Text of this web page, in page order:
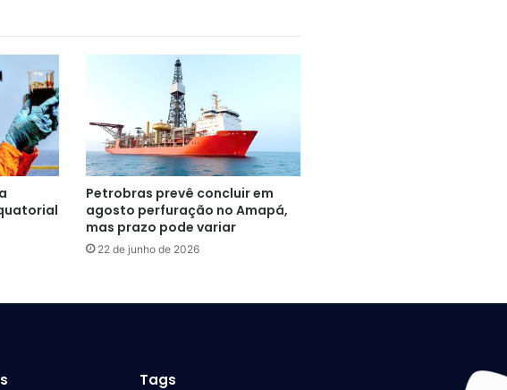
Petrobras prevê concluir em
agosto perfuração no Amapá,
mas prazo pode variar
22 de junho de 2026
Tags